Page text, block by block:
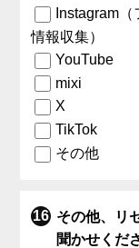
Instagram
情報収集）
YouTube
mixi
X
TikTok
その他
その他、リ
聞かせくだ